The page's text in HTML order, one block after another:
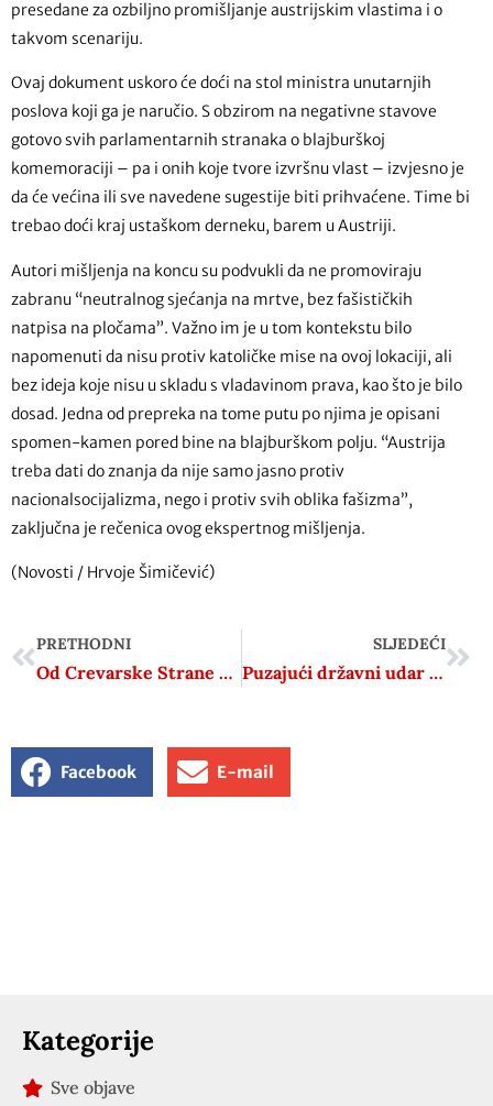
presedane za ozbiljno promišljanje austrijskim vlastima i o
takvom scenariju.
Ovaj dokument uskoro će doći na stol ministra unutarnjih
poslova koji ga je naručio. S obzirom na negativne stavove
gotovo svih parlamentarnih stranaka o blajburškoj
komemoraciji – pa i onih koje tvore izvršnu vlast – izvjesno je
da će većina ili sve navedene sugestije biti prihvaćene. Time bi
trebao doći kraj ustaškom derneku, barem u Austriji.
Autori mišljenja na koncu su podvukli da ne promoviraju
zabranu “neutralnog sjećanja na mrtve, bez fašističkih
natpisa na pločama”. Važno im je u tom kontekstu bilo
napomenuti da nisu protiv katoličke mise na ovoj lokaciji, ali
bez ideja koje nisu u skladu s vladavinom prava, kao što je bilo
dosad. Jedna od prepreka na tome putu po njima je opisani
spomen-kamen pored bine na blajburškom polju. “Austrija
treba dati do znanja da nije samo jasno protiv
nacionalsocijalizma, nego i protiv svih oblika fašizma”,
zaključna je rečenica ovog ekspertnog mišljenja.
(Novosti / Hrvoje Šimičević)
PRETHODNI
Od Crevarske Strane do Ljubljane
SLJEDEĆI
Puzajući državni udar tzv. 1. dragovoljačke bojne
Facebook E-mail
Kategorije
Sve objave